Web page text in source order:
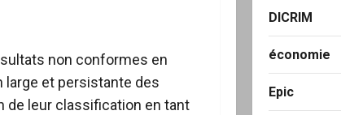
non conformes en
large et persistante des
de leur classification en tant
DICRIM
économie
Epic